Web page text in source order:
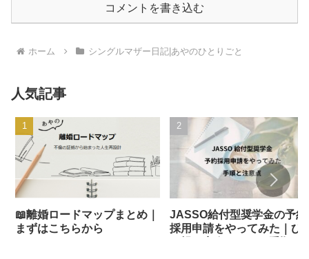
コメントを書き込む
ホーム シングルマザー日記|あやのひとりごと
人気記事
📖離婚ロードマップまとめ｜
まずはこちらから
JASSO給付型奨学金の予約
採用申請をやってみた｜ひ